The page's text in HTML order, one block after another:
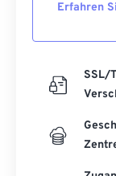
Erfahren
SSL/